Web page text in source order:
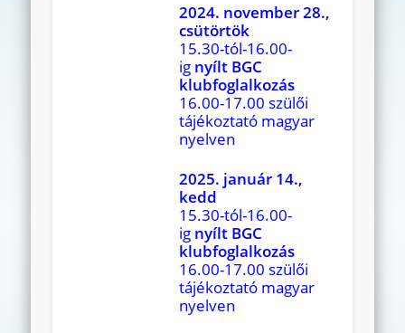
2024. november 28.,
csütörtök
15.30-tól-16.00-
ig nyílt BGC
klubfoglalkozás
16.00-17.00 szülői
tájékoztató magyar
nyelven
2025. január 14.,
kedd
15.30-tól-16.00-
ig nyílt BGC
klubfoglalkozás
16.00-17.00 szülői
tájékoztató magyar
nyelven